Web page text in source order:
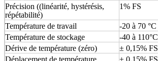
Précision ((linéarité, hystérésis,
répétabilité)
1% FS
Température de travail
-20 à 70 °C
Température de stockage
-40 à 110°C
Dérive de température (zéro)
± 0,15% FS
Déplacement de température
± 0,15% FS